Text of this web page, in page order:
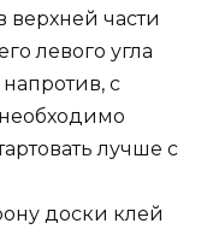
верхней части
левого угла
с
лучше с
доски клей